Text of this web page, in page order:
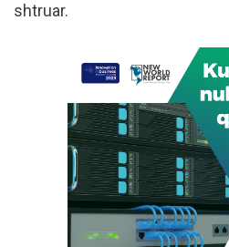
shtruar.